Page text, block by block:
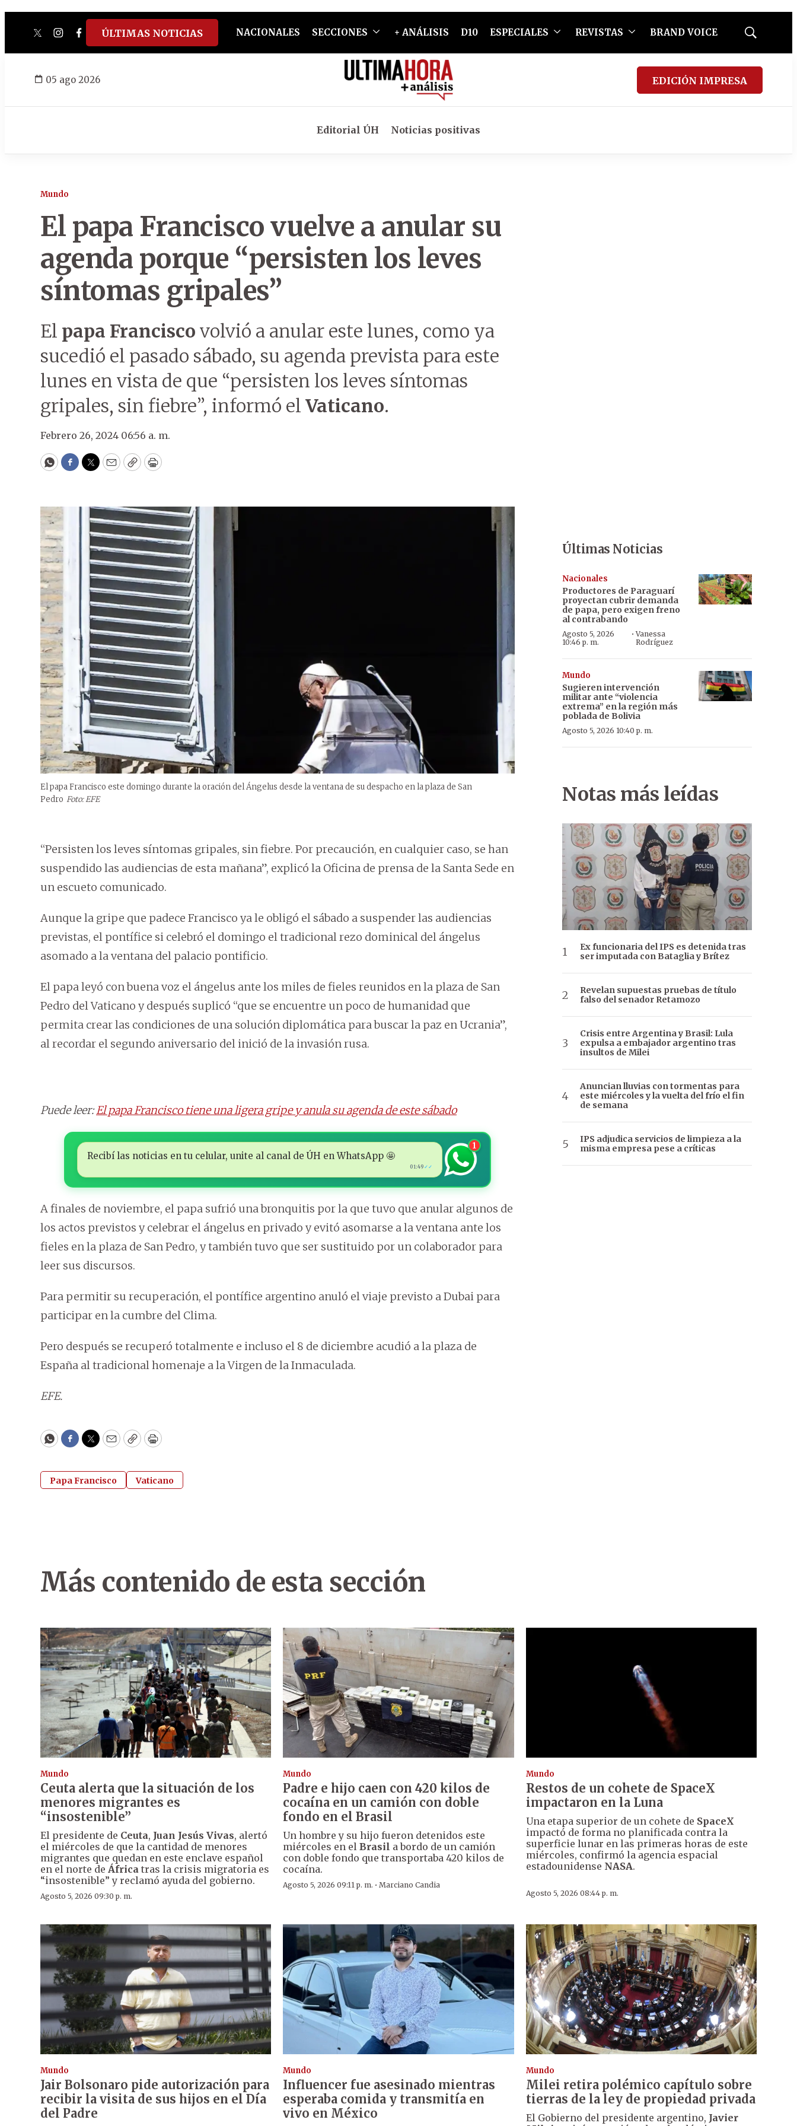
twitterinstagram
facebook
tiktokyoutube
spotify
ÚLTIMAS NOTICIAS NACIONALES SECCIONES + ANÁLISIS D10 ESPECIALES REVISTAS BRAND VOICE
Mostrar
05 ago 2026 EDICIÓN IMPRESA
Editorial ÚH Noticias positivas
Mundo
El papa Francisco vuelve a anular su
agenda porque “persisten los leves
síntomas gripales”
El papa Francisco volvió a anular este lunes, como ya
sucedió el pasado sábado, su agenda prevista para este
lunes en vista de que “persisten los leves síntomas
gripales, sin fiebre”, informó el Vaticano.
Febrero 26, 2024 06:56 a. m.
WhatsApp
Facebook
Twitter
EmailCopyPrint
El papa Francisco este domingo durante la oración del Ángelus desde la ventana de su despacho en la plaza de San
Pedro Foto: EFE
“Persisten los leves síntomas gripales, sin fiebre. Por precaución, en cualquier caso, se han
suspendido las audiencias de esta mañana”, explicó la Oficina de prensa de la Santa Sede en
un escueto comunicado.
Aunque la gripe que padece Francisco ya le obligó el sábado a suspender las audiencias
previstas, el pontífice si celebró el domingo el tradicional rezo dominical del ángelus
asomado a la ventana del palacio pontificio.
El papa leyó con buena voz el ángelus ante los miles de fieles reunidos en la plaza de San
Pedro del Vaticano y después suplicó “que se encuentre un poco de humanidad que
permita crear las condiciones de una solución diplomática para buscar la paz en Ucrania”,
al recordar el segundo aniversario del inició de la invasión rusa.
Puede leer:El papa Francisco tiene una ligera gripe y anula su agenda de este sábado
Recibí las noticias en tu celular, unite al canal de ÚH en WhatsApp 🤩
01:49 ✓✓
1
A finales de noviembre, el papa sufrió una bronquitis por la que tuvo que anular algunos de
los actos previstos y celebrar el ángelus en privado y evitó asomarse a la ventana ante los
fieles en la plaza de San Pedro, y también tuvo que ser sustituido por un colaborador para
leer sus discursos.
Para permitir su recuperación, el pontífice argentino anuló el viaje previsto a Dubai para
participar en la cumbre del Clima.
Pero después se recuperó totalmente e incluso el 8 de diciembre acudió a la plaza de
España al tradicional homenaje a la Virgen de la Inmaculada.
EFE.
WhatsApp
Facebook
Twitter
EmailCopyPrint
Papa Francisco Vaticano
Últimas Noticias
Nacionales
Productores de Paraguarí
proyectan cubrir demanda
de papa, pero exigen freno
al contrabando
Agosto 5, 2026
10:46 p. m.
·Vanessa
Rodríguez
Mundo
Sugieren intervención
militar ante “violencia
extrema” en la región más
poblada de Bolivia
Agosto 5, 2026 10:40 p. m.
Notas más leídas
Ex funcionaria del IPS es detenida tras
ser imputada con Bataglia y Brítez
Revelan supuestas pruebas de título
falso del senador Retamozo
Crisis entre Argentina y Brasil: Lula
expulsa a embajador argentino tras
insultos de Milei
Anuncian lluvias con tormentas para
este miércoles y la vuelta del frío el fin
de semana
IPS adjudica servicios de limpieza a la
misma empresa pese a críticas
Más contenido de esta sección
Mundo
Ceuta alerta que la situación de los
menores migrantes es
“insostenible”
El presidente de Ceuta, Juan Jesús Vivas, alertó
el miércoles de que la cantidad de menores
migrantes que quedan en este enclave español
en el norte de África tras la crisis migratoria es
“insostenible” y reclamó ayuda del gobierno.
Agosto 5, 2026 09:30 p. m.
Mundo
Padre e hijo caen con 420 kilos de
cocaína en un camión con doble
fondo en el Brasil
Un hombre y su hijo fueron detenidos este
miércoles en elBrasil a bordo de un camión
con doble fondo que transportaba 420 kilos de
cocaína.
Agosto 5, 2026 09:11 p. m. ·Marciano Candia
Mundo
Restos de un cohete de SpaceX
impactaron en la Luna
Una etapa superior de un cohete de SpaceX
impactó de forma no planificada contra la
superficie lunar en las primeras horas de este
miércoles, confirmó la agencia espacial
estadounidense NASA.
Agosto 5, 2026 08:44 p. m.
Mundo
Jair Bolsonaro pide autorización para
recibir la visita de sus hijos en el Día
del Padre
Mundo
Influencer fue asesinado mientras
esperaba comida y transmitía en
vivo en México
Mundo
Milei retira polémico capítulo sobre
tierras de la ley de propiedad privada
El Gobierno del presidente argentino, Javier